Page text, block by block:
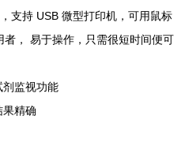
支持 USB 微型打印机，可用鼠标
， 易于操作，只需很短时间便可
剂监视功能
果精确